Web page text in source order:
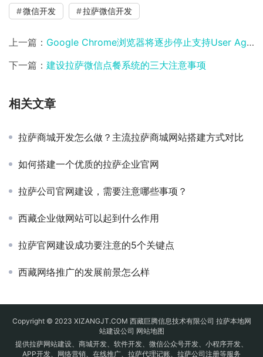
微信开发 拉萨微信开发
上一篇： Google Chrome浏览器将逐步停止支持User Agent 改用新 API Client Hints
下一篇： 建设拉萨微信点餐系统的三大注意事项
相关文章
拉萨商城开发怎么做？主流拉萨商城网站搭建方式对比
如何搭建一个优质的拉萨企业官网
拉萨公司官网建设，需要注意哪些事项？
西藏企业做网站可以起到什么作用
拉萨官网建设成功要注意的5个关键点
西藏网络推广的发展前景怎么样
Copyright © 2023 XIZANGJT.COM 西藏巨腾信息技术有限公司 拉萨本地网
站建设公司 网站地图
提供拉萨网站建设、商城开发、软件开发、微信公众号开发、小程序开发、
APP开发、网络营销、在线推广、拉萨代理记账、拉萨公司注册等服务